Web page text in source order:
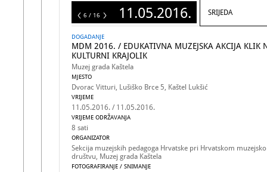
16 11.05.2016. SRIJEDA
6 / 16
DOGADANJE
MDM 2016. / EDUKATIVNA MUZEJSKA AKCIJA KLIK
KULTURNI KRAJOLIK
Muzej grada Kaštela
MJESTO
Dvorac Vitturi, Lušiško Brce 5, Kaštel Lukšić
VRIJEME
11.05.2016. / 11.05.2016.
VRIJEME ODRŽAVANJA
8 sati
ORGANIZATOR
Sekcija muzejskih pedagoga Hrvatske pri Hrvatskom
društvu, Muzej grada Kaštela
FOTOGRAFIRANJE / SNIMANJE